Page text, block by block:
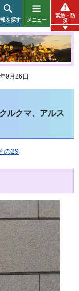
を探す メニュー
緊急・防
災
9月26日
ルクマ、アルス
の29